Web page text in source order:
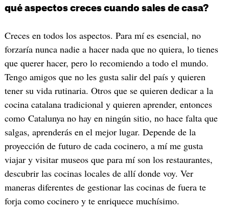
qué aspectos creces cuando sales de casa?
Creces en todos los aspectos. Para mí es esencial, no
forzaría nunca nadie a hacer nada que no quiera, lo tienes
que querer hacer, pero lo recomiendo a todo el mundo.
Tengo amigos que no les gusta salir del país y quieren
tener su vida rutinaria. Otros que se quieren dedicar a la
cocina catalana tradicional y quieren aprender, entonces
como Catalunya no hay en ningún sitio, no hace falta que
salgas, aprenderás en el mejor lugar. Depende de la
proyección de futuro de cada cocinero, a mí me gusta
viajar y visitar museos que para mí son los restaurantes,
descubrir las cocinas locales de allí donde voy. Ver
maneras diferentes de gestionar las cocinas de fuera te
forja como cocinero y te enriquece muchísimo.